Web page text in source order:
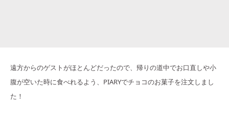
遠方からのゲストがほとんどだったので、帰りの道中でお口直しや小
腹が空いた時に食べれるよう、PIARYでチョコのお菓子を注文しまし
た！